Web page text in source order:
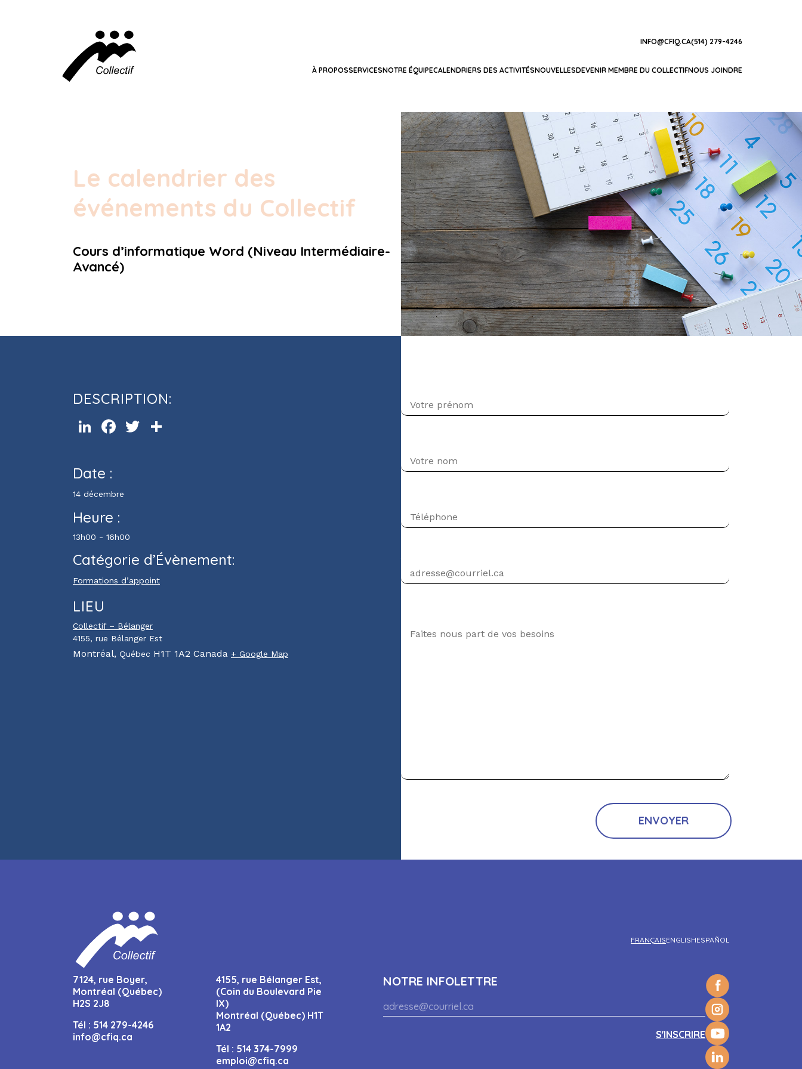
INFO@CFIQ.CA(514) 279-4246
À PROPOSSERVICESNOTRE ÉQUIPECALENDRIERS DES ACTIVITÉSNOUVELLESDEVENIR MEMBRE DU COLLECTIFNOUS JOINDRE
Le calendrier des
événements du Collectif
Cours d’informatique Word (Niveau Intermédiaire-
Avancé)
DESCRIPTION:
LinkedInFacebookTwitter
Date :
14 décembre
Heure :
13h00 - 16h00
Catégorie d’Évènement:
Formations d’appoint
LIEU
Collectif – Bélanger
4155, rue Bélanger Est
Montréal, Québec H1T 1A2 Canada + Google Map
FRANÇAISENGLISHESPAÑOL
7124, rue Boyer,
Montréal (Québec)
H2S 2J8
Tél : 514 279-4246
info@cfiq.ca
4155, rue Bélanger Est,
(Coin du Boulevard Pie
IX)
Montréal (Québec) H1T
1A2
Tél : 514 374-7999
emploi@cfiq.ca
NOTRE INFOLETTRE